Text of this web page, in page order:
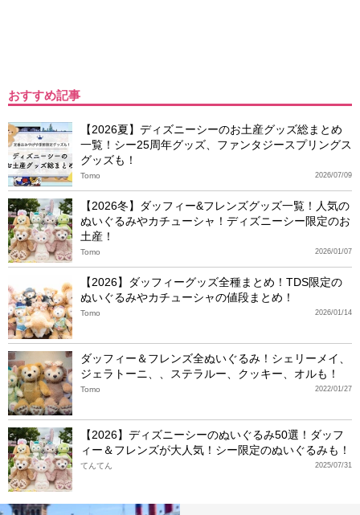
おすすめ記事
【2026夏】ディズニーシーのお土産グッズ総まとめ
一覧！シー25周年グッズ、ファンタジースプリングス
グッズも！
2026/07/09
Tomo
【2026冬】ダッフィー&フレンズグッズ一覧！人気の
ぬいぐるみやカチューシャ！ディズニーシー限定のお
土産！
2026/01/07
Tomo
【2026】ダッフィーグッズ全種まとめ！TDS限定の
ぬいぐるみやカチューシャの値段まとめ！
2026/01/14
Tomo
ダッフィー＆フレンズ全ぬいぐるみ！シェリーメイ、
ジェラトーニ、、ステラルー、クッキー、オルも！
2022/01/27
Tomo
【2026】ディズニーシーのぬいぐるみ50選！ダッフ
ィー＆フレンズが大人気！シー限定のぬいぐるみも！
2025/07/31
てんてん